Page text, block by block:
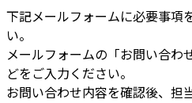
下記メールフォームに必要事項
い。
メールフォームの「お問い合わ
どをご入力ください。
お問い合わせ内容を確認後、担